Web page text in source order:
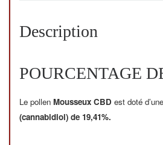
Description
POURCENTAGE
Le pollen Mousseux CBD est doté d’une
(cannabidiol) de 19,41%.